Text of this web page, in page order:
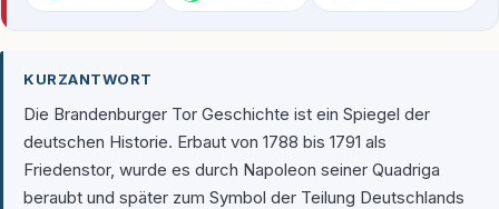
KURZANTWORT
Die Brandenburger Tor Geschichte ist ein Spiegel der
deutschen Historie. Erbaut von 1788 bis 1791 als
Friedenstor, wurde es durch Napoleon seiner Quadriga
beraubt und später zum Symbol der Teilung Deutschlands